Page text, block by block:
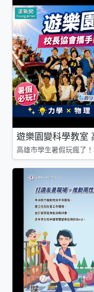
遊樂園變科學教室
高雄市學生暑假玩瘋了